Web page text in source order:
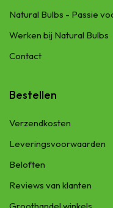
Natural Bulbs - Passie
Werken bij Natural Bulbs
Contact
Bestellen
Verzendkosten
Leveringsvoorwaarden
Beloften
Reviews van klanten
Groothandel winkels